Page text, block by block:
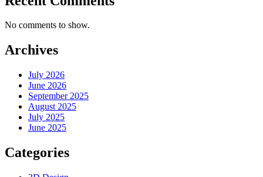
No comments to show.
Archives
July 2026
June 2026
September 2025
August 2025
July 2025
June 2025
Categories